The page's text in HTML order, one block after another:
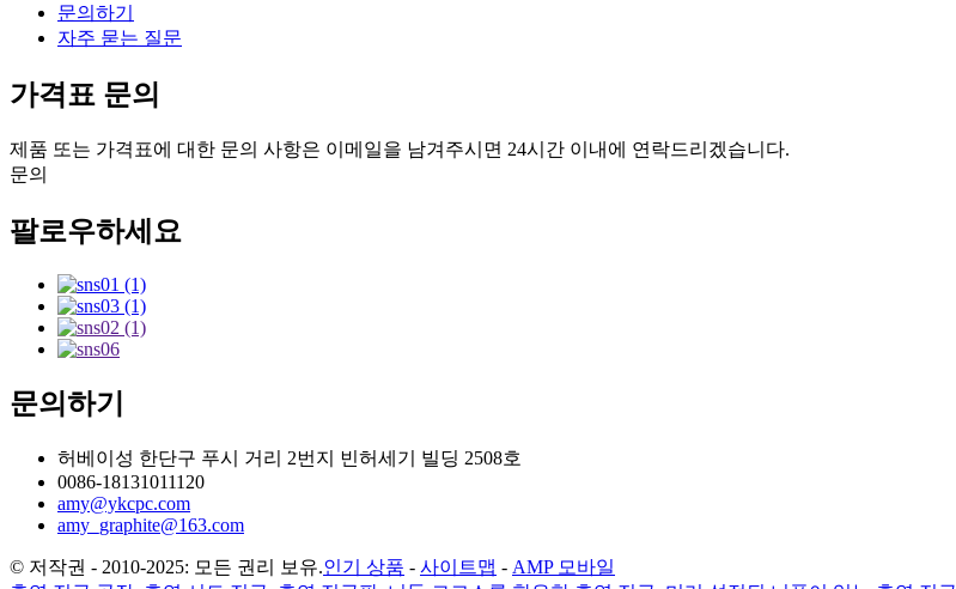
문의하기
자주 묻는 질문
가격표 문의
제품 또는 가격표에 대한 문의 사항은 이메일을 남겨주시면 24시간 이내에 연락드리겠습니다.
문의
팔로우하세요
문의하기
허베이성 한단구 푸시 거리 2번지 빈허세기 빌딩 2508호
0086-18131011120
amy@ykcpc.com
amy_graphite@163.com
© 저작권 - 2010-2025: 모든 권리 보유.인기 상품 - 사이트맵 - AMP 모바일